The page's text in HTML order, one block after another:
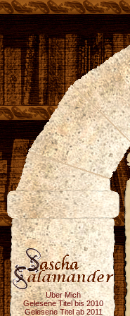
Über Mich
Gelesene Titel bis 2010
Gelesene Titel ab 2011